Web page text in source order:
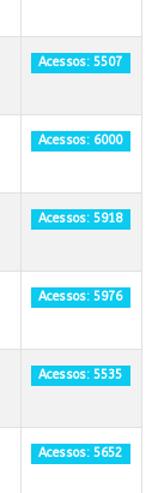
Acessos: 5507
Acessos: 6000
Acessos: 5918
Acessos: 5976
Acessos: 5535
Acessos: 5652